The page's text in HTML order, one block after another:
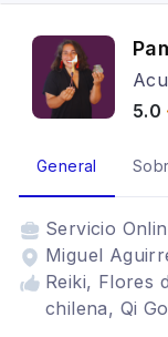
5.0
General
Servicio
Miguel
Reiki, Flores
chilena, Qi